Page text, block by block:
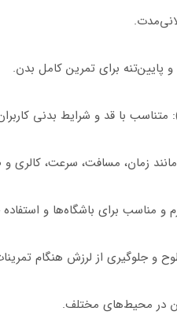
پایین‌تنه برای تمرین کامل بدن.
با قد و شرایط بدنی
و جلوگیری از لرزش هنگام
در محیط‌های مختلف.